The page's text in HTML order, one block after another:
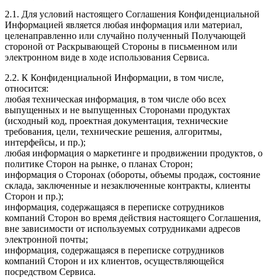
2.1. Для условий настоящего Соглашения Конфиденциальной
Информацией является любая информация или материал,
целенаправленно или случайно полученный Получающей
стороной от Раскрывающей Стороны в письменном или
электронном виде в ходе использования Сервиса.
2.2. К Конфиденциальной Информации, в том числе,
относится:
любая техническая информация, в том числе обо всех
выпущенных и не выпущенных Сторонами продуктах
(исходный код, проектная документация, технические
требования, цели, технические решения, алгоритмы,
интерфейсы, и пр.);
любая информация о маркетинге и продвижении продуктов, о
политике Сторон на рынке, о планах Сторон;
информация о Сторонах (обороты, объемы продаж, состояние
склада, заключенные и незаключенные контракты, клиенты
Сторон и пр.);
информация, содержащаяся в переписке сотрудников
компаний Сторон во время действия настоящего Соглашения,
вне зависимости от используемых сотрудниками адресов
электронной почты;
информация, содержащаяся в переписке сотрудников
компаний Сторон и их клиентов, осуществляющейся
посредством Сервиса.